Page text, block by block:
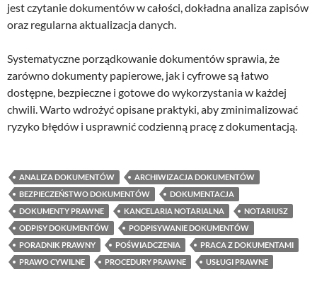
jest czytanie dokumentów w całości, dokładna analiza zapisów
oraz regularna aktualizacja danych.
Systematyczne porządkowanie dokumentów sprawia, że
zarówno dokumenty papierowe, jak i cyfrowe są łatwo
dostępne, bezpieczne i gotowe do wykorzystania w każdej
chwili. Warto wdrożyć opisane praktyki, aby zminimalizować
ryzyko błędów i usprawnić codzienną pracę z dokumentacją.
ANALIZA DOKUMENTÓW
ARCHIWIZACJA DOKUMENTÓW
BEZPIECZEŃSTWO DOKUMENTÓW
DOKUMENTACJA
DOKUMENTY PRAWNE
KANCELARIA NOTARIALNA
NOTARIUSZ
ODPISY DOKUMENTÓW
PODPISYWANIE DOKUMENTÓW
PORADNIK PRAWNY
POŚWIADCZENIA
PRACA Z DOKUMENTAMI
PRAWO CYWILNE
PROCEDURY PRAWNE USŁUGI PRAWNE